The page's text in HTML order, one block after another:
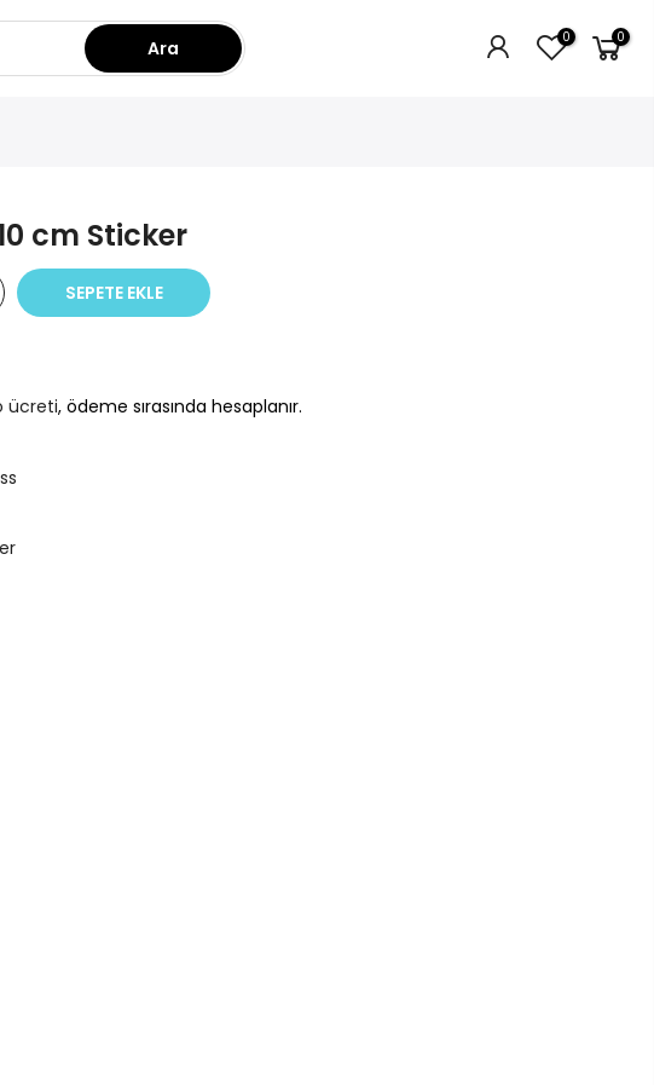
Ara 0 0
cm Sticker
SEPETE EKLE
ücreti, ödeme sırasında hesaplanır.